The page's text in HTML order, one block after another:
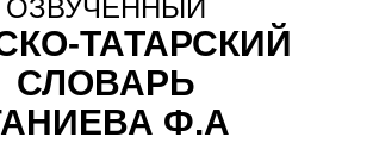
ОЗВУЧЕННЫЙ
ТАТАРСКИЙ
СЛОВАРЬ
Ф.А